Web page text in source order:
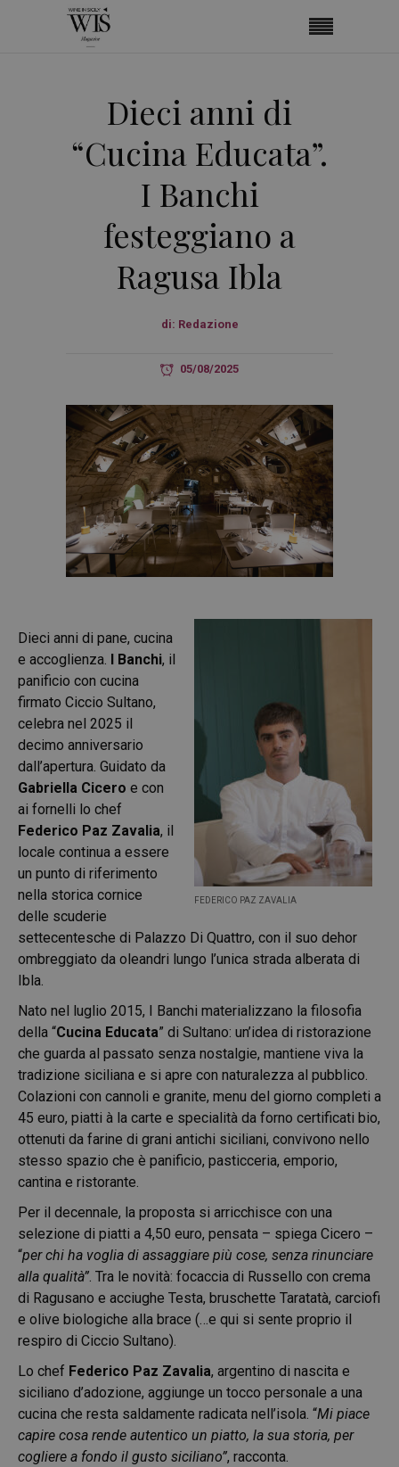
Dieci anni di
“Cucina Educata”.
I Banchi
festeggiano a
Ragusa Ibla
di: Redazione
05/08/2025
FEDERICO PAZ ZAVALIA
Dieci anni di pane, cucina
e accoglienza.
I Banchi, il
panificio con cucina
firmato Ciccio Sultano,
celebra nel 2025 il
decimo anniversario
dall’apertura. Guidato da
Gabriella Cicero e con
ai fornelli lo chef
Federico Paz Zavalia, il
locale continua a essere
un punto di riferimento
nella storica cornice
delle scuderie
settecentesche di Palazzo Di Quattro, con il suo dehor
ombreggiato da oleandri lungo l’unica strada alberata di
Ibla.
Nato nel luglio 2015, I Banchi materializzano la filosofia
della “Cucina Educata” di Sultano: un’idea di ristorazione
che guarda al passato senza nostalgie, mantiene viva la
tradizione siciliana e si apre con naturalezza al pubblico.
Colazioni con cannoli e granite, menu del giorno completi a
45 euro, piatti à la carte e specialità da forno certificati bio,
ottenuti da farine di grani antichi siciliani, convivono nello
stesso spazio che è panificio, pasticceria, emporio,
cantina e ristorante.
Per il decennale, la proposta si arricchisce con una
selezione di piatti a 4,50 euro, pensata – spiega Cicero –
“per chi ha voglia di assaggiare più cose, senza rinunciare
alla qualità”. Tra le novità: focaccia di Russello con crema
di Ragusano e acciughe Testa, bruschette Taratatà, carciofi
e olive biologiche alla brace (…e qui si sente proprio il
respiro di Ciccio Sultano).
Lo chef Federico Paz Zavalia, argentino di nascita e
siciliano d’adozione, aggiunge un tocco personale a una
cucina che resta saldamente radicata nell’isola. “Mi piace
capire cosa rende autentico un piatto, la sua storia, per
cogliere a fondo il gusto siciliano”, racconta.